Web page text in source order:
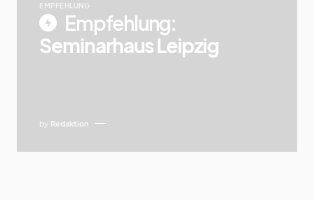
EMPFEHLUNG
Empfehlung:
Seminarhaus Leipzig
by Redaktion